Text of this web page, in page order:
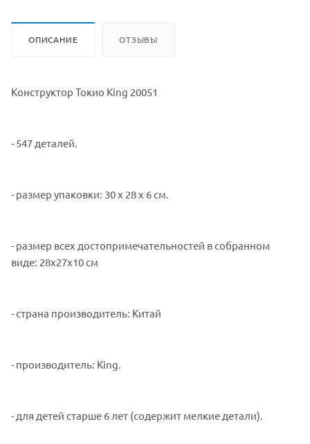
ОПИСАНИЕ ОТЗЫВЫ
Конструктор Токио King 20051
- 547 деталей.
- размер упаковки: 30 х 28 х 6 см.
- размер всех достопримечательностей в собранном
виде: 28x27x10 см
- страна производитель: Китай
- производитель: King.
- для детей старше 6 лет (содержит мелкие детали).